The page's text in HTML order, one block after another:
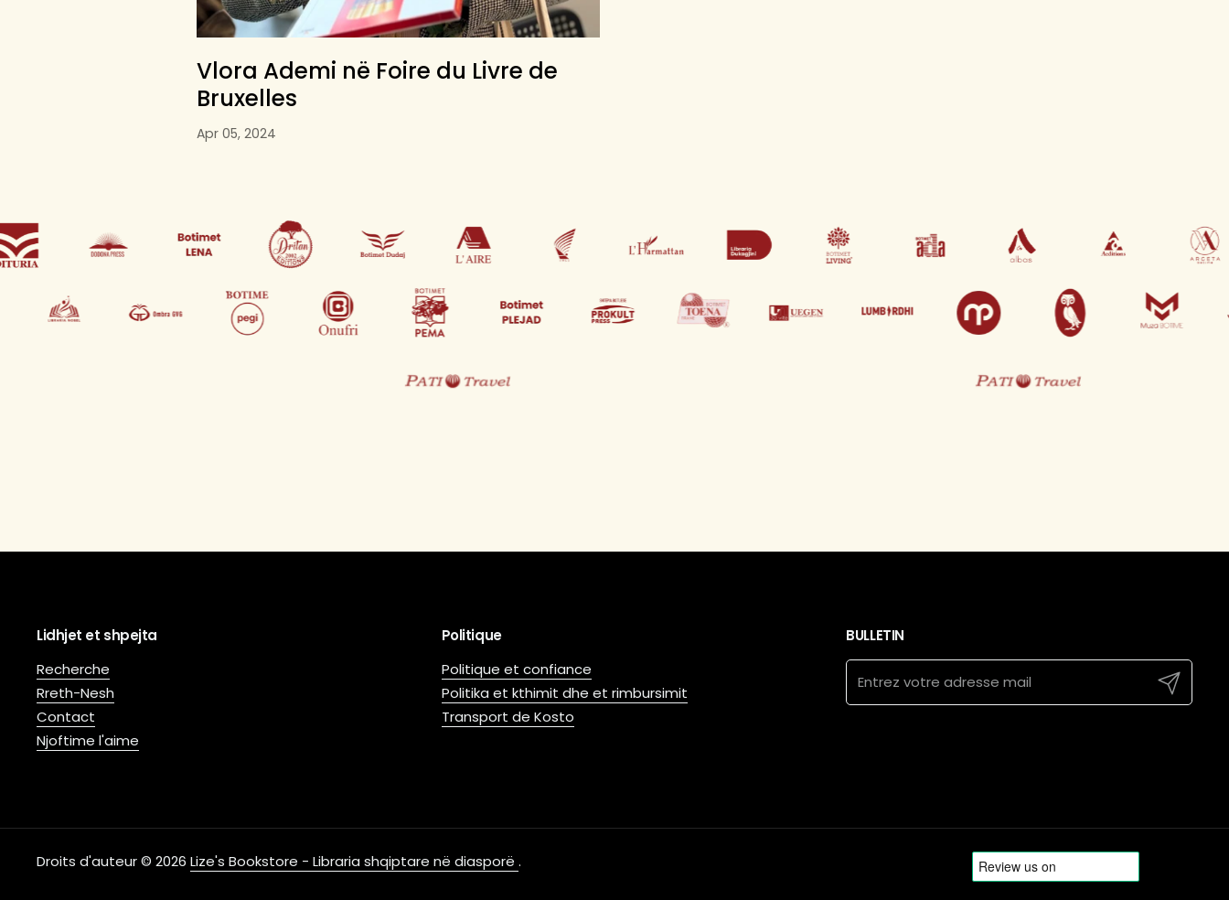
Vlora Ademi në Foire du Livre de
Bruxelles
Apr 05, 2024
Lidhjet et shpejta
Recherche
Rreth-Nesh
Contact
Njoftime l'aime
Politique
Politique et confiance
Politika et kthimit dhe et rimbursimit
Transport de Kosto
BULLETIN
Envoyer
Droits d'auteur © 2026 Lize's Bookstore - Libraria shqiptare në diasporë .